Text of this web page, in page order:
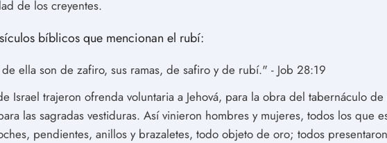
de los creyentes.
bíblicos que mencionan el rubí:
ella son de zafiro, sus ramas, de safiro y de rubí." - Job 28:19
Israel trajeron ofrenda voluntaria a Jehová, para la obra del tabernáculo
las sagradas vestiduras. Así vinieron hombres y mujeres, todos los que
pendientes, anillos y brazaletes, todo objeto de oro; todos